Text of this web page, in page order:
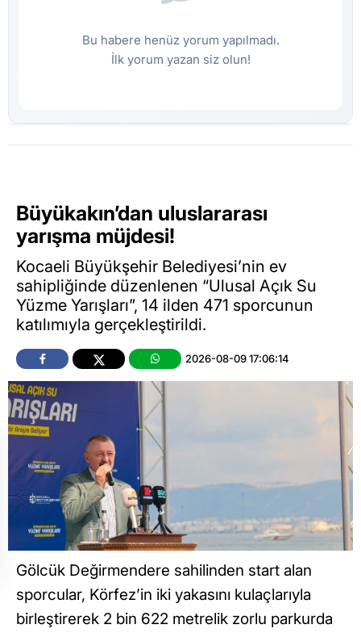
Bu habere henüz yorum yapılmadı.
İlk yorum yazan siz olun!
Büyükakın’dan uluslararası
yarışma müjdesi!
Kocaeli Büyükşehir Belediyesi’nin ev
sahipliğinde düzenlenen “Ulusal Açık Su
Yüzme Yarışları”, 14 ilden 471 sporcunun
katılımıyla gerçekleştirildi.
2026-08-09 17:06:14
Gölcük Değirmendere sahilinden start alan
sporcular, Körfez’in iki yakasını kulaçlarıyla
birleştirerek 2 bin 622 metrelik zorlu parkurda